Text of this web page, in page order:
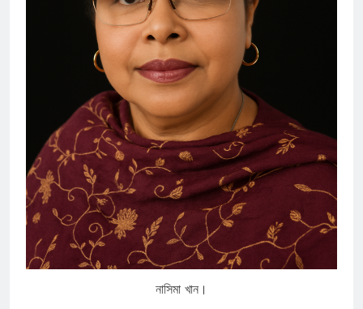
নাসিমা খান।